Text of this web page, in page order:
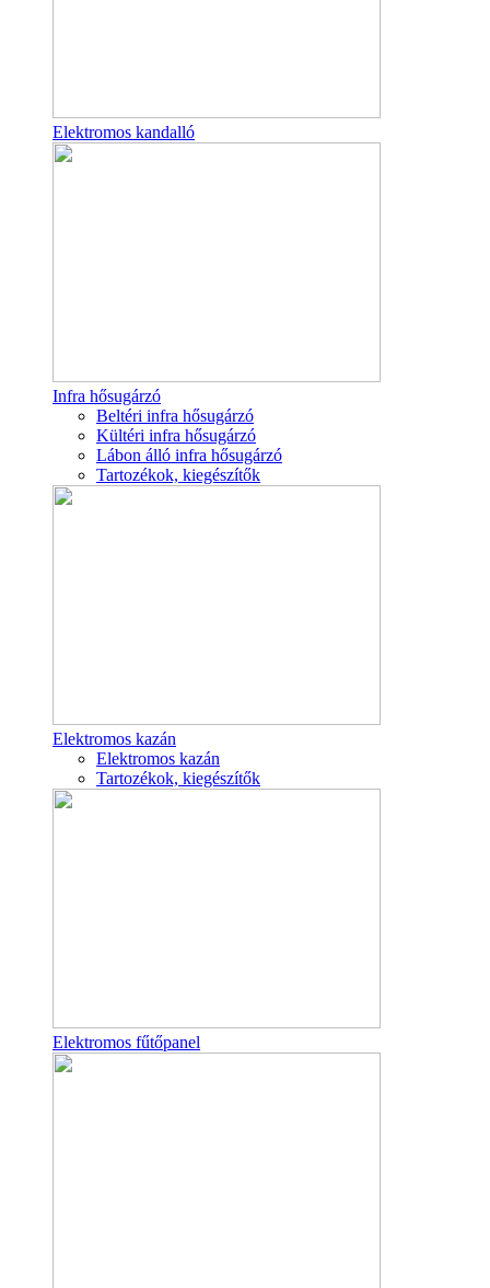
Elektromos kandalló
Infra hősugárzó
Beltéri infra hősugárzó
Kültéri infra hősugárzó
Lábon álló infra hősugárzó
Tartozékok, kiegészítők
Elektromos kazán
Elektromos kazán
Tartozékok, kiegészítők
Elektromos fűtőpanel